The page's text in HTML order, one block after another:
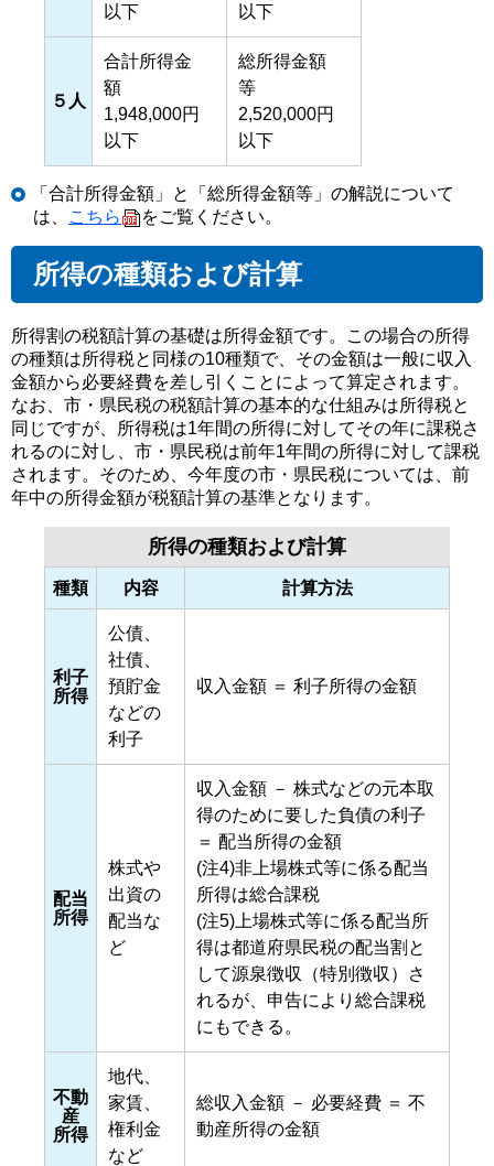
以下
以下
５人
合計所得金
額
1,948,000円
以下
総所得金額
等
2,520,000円
以下
「合計所得金額」と「総所得金額等」の解説について
は、
こちら をご覧ください。
所得の種類および計算
所得割の税額計算の基礎は所得金額です。この場合の所得
の種類は所得税と同様の10種類で、その金額は一般に収入
金額から必要経費を差し引くことによって算定されます。
なお、市・県民税の税額計算の基本的な仕組みは所得税と
同じですが、所得税は1年間の所得に対してその年に課税さ
れるのに対し、市・県民税は前年1年間の所得に対して課税
されます。そのため、今年度の市・県民税については、前
年中の所得金額が税額計算の基準となります。
所得の種類および計算
種類 内容 計算方法
利子
所得
公債、
社債、
預貯金
などの
利子
収入金額 ＝ 利子所得の金額
配当
所得
株式や
出資の
配当な
ど
収入金額 － 株式などの元本取
得のために要した負債の利子
＝ 配当所得の金額
(注4)非上場株式等に係る配当
所得は総合課税
(注5)上場株式等に係る配当所
得は都道府県民税の配当割と
して源泉徴収（特別徴収）さ
れるが、申告により総合課税
にもできる。
不動
産
所得
地代、
家賃、
権利金
など
総収入金額 － 必要経費 ＝ 不
動産所得の金額